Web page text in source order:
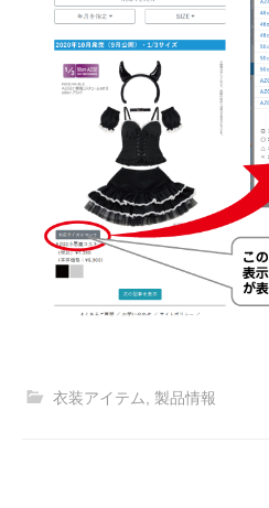
衣装アイテム 製品情報